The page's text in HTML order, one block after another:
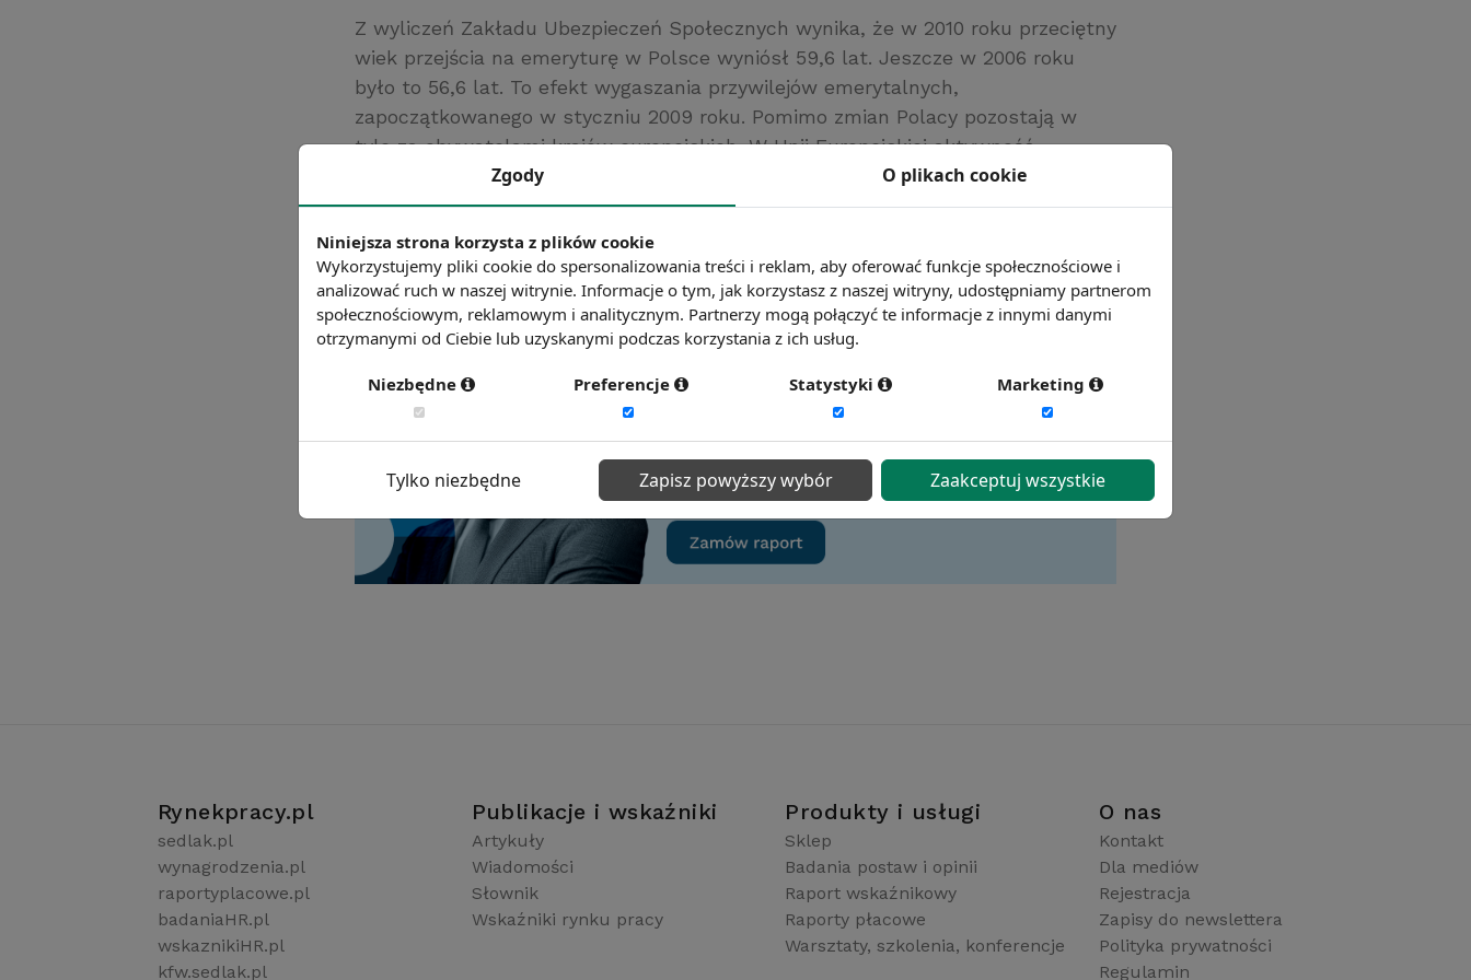
Z wyliczeń Zakładu Ubezpieczeń Społecznych wynika, że w 2010 roku przeciętny
wiek przejścia na emeryturę w Polsce wyniósł 59,6 lat. Jeszcze w 2006 roku
było to 56,6 lat. To efekt wygaszania przywilejów emerytalnych,
zapoczątkowanego w styczniu 2009 roku. Pomimo zmian Polacy pozostają w
tyle za obywatelami krajów europejskich. W Unii Europejskiej aktywność
zawodową kończy się średnio o prawie rok później niż w Polsce.
Źródło: gazetaprawna.pl
Chcesz wiedzieć więcej?Zobacz więcej wiadomości
Rynekpracy.pl
sedlak.pl
wynagrodzenia.pl
raportyplacowe.pl
badaniaHR.pl
wskaznikiHR.pl
kfw.sedlak.pl
Publikacje i wskaźniki
Artykuły
Wiadomości
Słownik
Wskaźniki rynku pracy
Produkty i usługi
Sklep
Badania postaw i opinii
Raport wskaźnikowy
Raporty płacowe
Warsztaty, szkolenia, konferencje
O nas
Kontakt
Dla mediów
Rejestracja
Zapisy do newslettera
Polityka prywatności
Regulamin
Zgody O plikach cookie
Niniejsza strona korzysta z plików cookie
Wykorzystujemy pliki cookie do spersonalizowania treści i reklam, aby oferować funkcje społecznościowe i
analizować ruch w naszej witrynie. Informacje o tym, jak korzystasz z naszej witryny, udostępniamy partnerom
społecznościowym, reklamowym i analitycznym. Partnerzy mogą połączyć te informacje z innymi danymi
otrzymanymi od Ciebie lub uzyskanymi podczas korzystania z ich usług.
Niezbędne Preferencje Statystyki Marketing
Tylko niezbędne Zapisz powyższy wybór Zaakceptuj wszystkie